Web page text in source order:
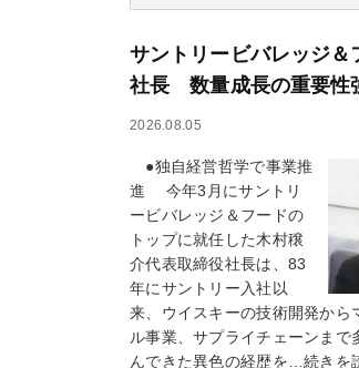
サントリービバレッジ＆
社長 数量成長の重要性
2026.08.05
●独自経営哲学で事業推
進 今年3月にサントリ
ービバレッジ＆フードの
トップに就任した木村穣
介代表取締役社長は、83
年にサントリー入社以
来、ウイスキーの技術開発から
ル事業、サプライチェーンまで
んできた異色の経歴を…続きを